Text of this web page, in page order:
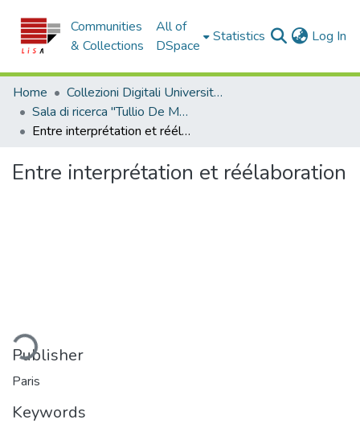
Communities
& Collections
All of
DSpace
Statistics Log In
Home
Collezioni Digitali Università della Calabria
Sala di ricerca "Tullio De Mauro"
Entre interprétation et réélaboration
Entre interprétation et réélaboration
Publisher
Paris
Keywords